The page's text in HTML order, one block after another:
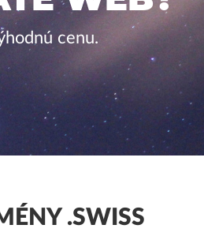
cenu.
.SWISS